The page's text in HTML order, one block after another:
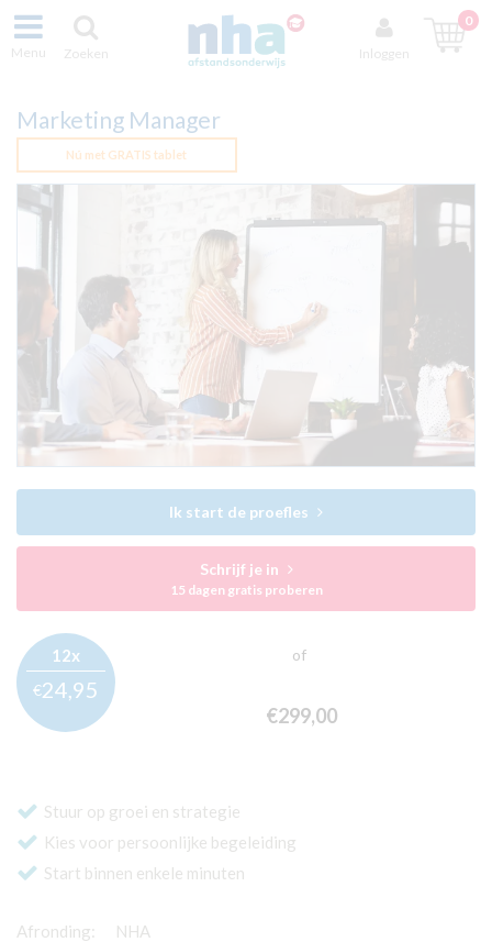
Menu Zoeken Inloggen
0
Marketing Manager
Nú met GRATIS tablet
Ik start de proefles
Schrijf je in
15 dagen gratis proberen
12x
€24, 95
of
€299,00
Stuur op groei en strategie
Kies voor persoonlijke begeleiding
Start binnen enkele minuten
Afronding:
NHA